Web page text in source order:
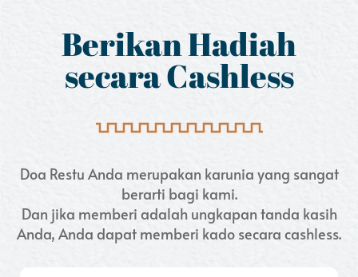
Berikan Hadiah
secara Cashless
Doa Restu Anda merupakan karunia yang sangat
berarti bagi kami.
Dan jika memberi adalah ungkapan tanda kasih
Anda, Anda dapat memberi kado secara cashless.